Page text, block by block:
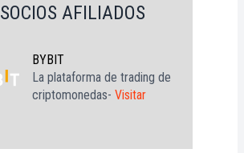
SOCIOS AFILIADOS
BYBIT
La plataforma de trading de
criptomonedas- Visitar